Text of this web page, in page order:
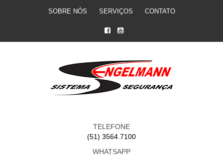
SOBRE NÓS SERVIÇOS CONTATO
TELEFONE
(51) 3564.7100
WHATSAPP